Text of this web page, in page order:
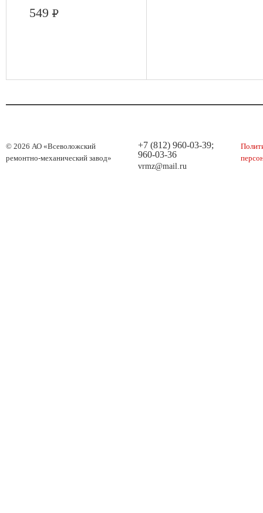
549 Р
© 2026 АО «Всеволожский
ремонтно-механический завод»
+7 (812) 960-03-39;
960-03-36
vrmz@mail.ru